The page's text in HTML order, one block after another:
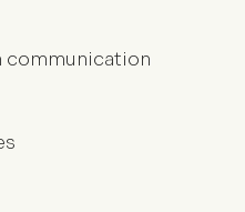
communication